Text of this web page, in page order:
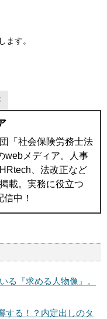
ます。
「社会保険労務士法
webメディア。人事
、法改正など
載。実務に役立つ
中！
る『求める人物像』。
する！？内定出しのタ